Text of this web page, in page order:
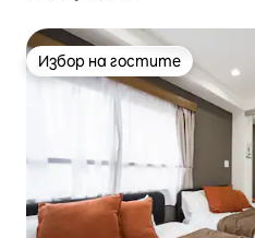
Избор на гостите
Избор на гостите